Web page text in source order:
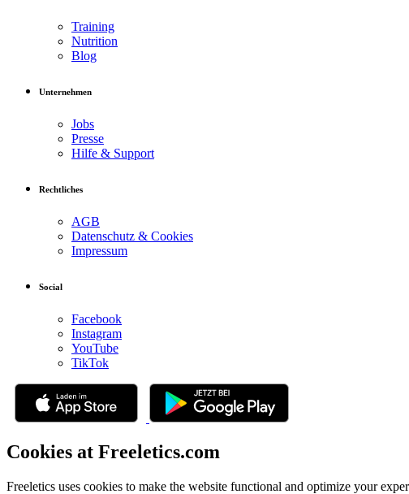
Training
Nutrition
Blog
Unternehmen
Jobs
Presse
Hilfe & Support
Rechtliches
AGB
Datenschutz & Cookies
Impressum
Social
Facebook
Instagram
YouTube
TikTok
Cookies at Freeletics.com
Freeletics uses cookies to make the website functional and optimize your